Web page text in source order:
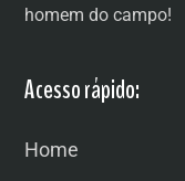
homem do campo!
Acesso rápido:
Home